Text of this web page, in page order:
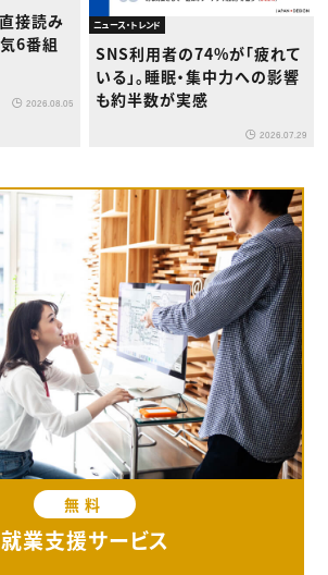
接読み
6番組
2026.08.05
ニュース・トレンド
SNS利用者の74%が「疲れて
いる」。睡眠・集中力への影響
も約半数が実感
2026.07.29
無料
就業支援サービス